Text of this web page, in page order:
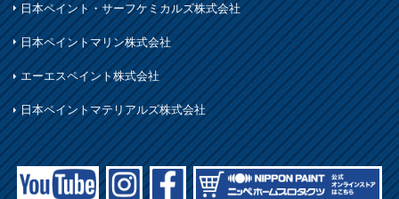
日本ペイント・サーフケミカルズ株式会社
日本ペイントマリン株式会社
エーエスペイント株式会社
日本ペイントマテリアルズ株式会社